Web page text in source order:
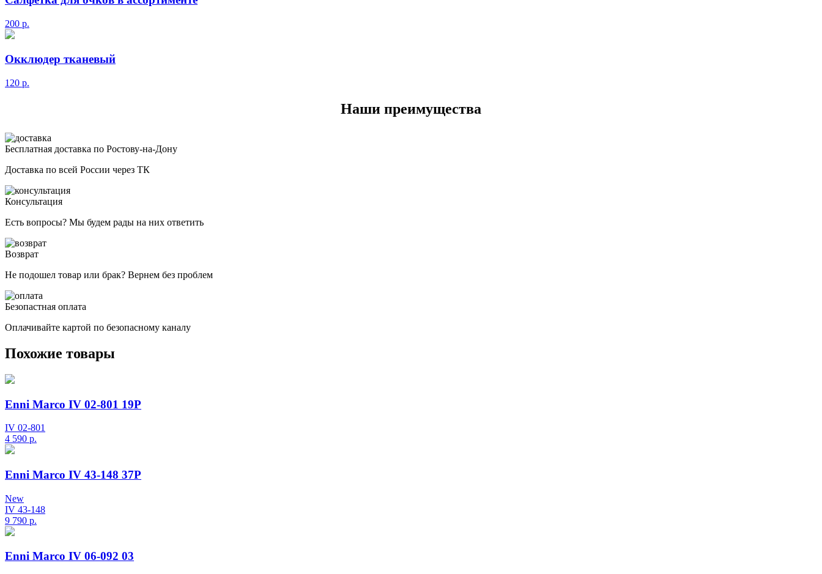
200 р.
Окклюдер тканевый
120 р.
Наши преимущества
Бесплатная доставка по Ростову-на-Дону
Доставка по всей России через ТК
Консультация
Есть вопросы? Мы будем рады на них ответить
Возврат
Не подошел товар или брак? Вернем без проблем
Безопастная оплата
Оплачивайте картой по безопасному каналу
Похожие товары
Enni Marco IV 02-801 19P
IV 02-801
4 590 р.
Enni Marco IV 43-148 37P
New
IV 43-148
9 790 р.
Enni Marco IV 06-092 03